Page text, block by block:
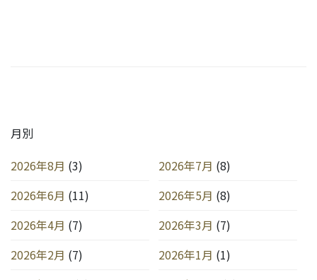
月別
2026年8月 (3) 2026年7月 (8)
2026年6月 (11) 2026年5月 (8)
2026年4月 (7) 2026年3月 (7)
2026年2月 (7) 2026年1月 (1)